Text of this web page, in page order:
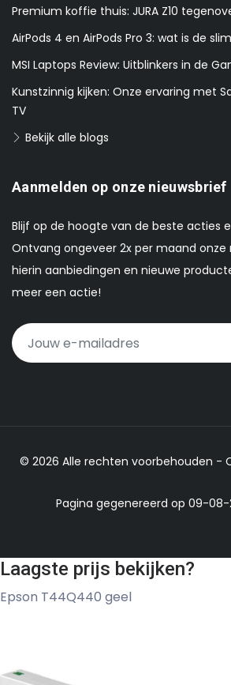
Premium koffie thuis: JURA Z10
AirPods 4 en AirPods Pro 3: wat is de
MSI Laptops Review: Uitblinkers in de
Kunstzinnig kijken: Onze ervaring met
TV
Bekijk alle blogs
Aanmelden op onze nieuwsbrief
Blijf op de hoogte van de beste acties
Ontvang ongeveer 2x per maand
hierin aanbiedingen en nieuwe
meer een actie!
© 2026 Alle rechten voorbehouden -
Pagina gegenereerd op 09-08-
Laagste prijs bekijken?
Epson T44Q440 geel